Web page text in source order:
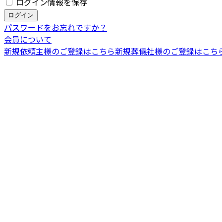
パスワードをお忘れですか？
会員について
新規依頼主様のご登録はこちら新規葬儀社様のご登録はこち